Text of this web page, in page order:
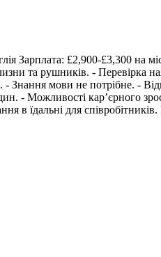
Зарплата: £2,900-£3,300 на
та рушників. - Перевірка
мови не потрібне. -
- Можливості кар’єрного
в їдальні для